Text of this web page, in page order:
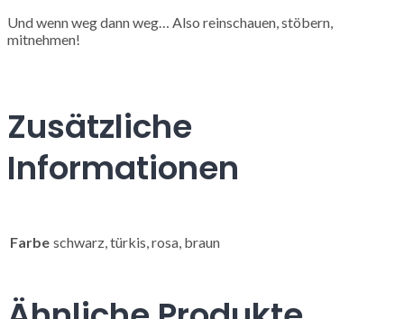
Und wenn weg dann weg… Also reinschauen, stöbern,
mitnehmen!
Zusätzliche
Informationen
Farbe schwarz, türkis, rosa, braun